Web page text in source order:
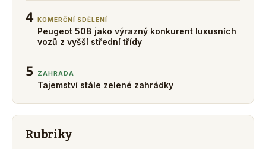
4 KOMERČNÍ SDĚLENÍ
Peugeot 508 jako výrazný konkurent luxusních
vozů z vyšší střední třídy
5 ZAHRADA
Tajemství stále zelené zahrádky
Rubriky